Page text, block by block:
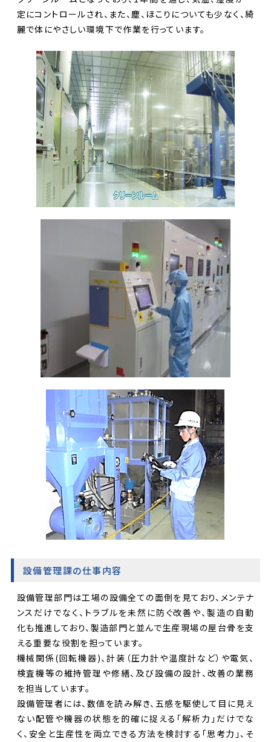
定にコントロールされ、また、塵、ほこりについても少なく、綺
麗で体にやさしい環境下で作業を行っています。
設備管理課の仕事内容
設備管理部門は工場の設備全ての面倒を見ており、メンテナ
ンスだけでなく、トラブルを未然に防ぐ改善や、製造の自動
化も推進しており、製造部門と並んで生産現場の屋台骨を支
える重要な役割を担っています。
機械関係(回転機器)、計装（圧力計や温度計など）や電気、
検査機等の維持管理や修繕、及び設備の設計、改善の業務
を担当しています。
設備管理者には、数値を読み解き、五感を駆使して目に見え
ない配管や機器の状態を的確に捉える「解析力」だけでな
く、安全と生産性を両立できる方法を検討する「思考力」、そ